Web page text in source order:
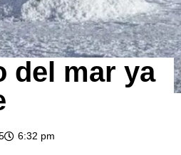
del mar ya
6:32 pm